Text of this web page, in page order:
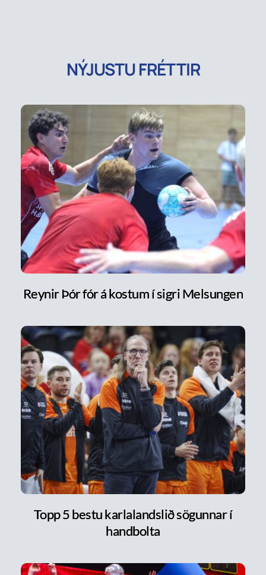
NÝJUSTU FRÉTTIR
Reynir Þór fór á kostum í sigri Melsungen
Topp 5 bestu karlalandslið sögunnar í
handbolta